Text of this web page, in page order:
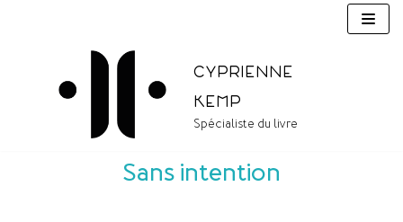
Cyprienne
Kemp
Spécialiste du livre
Sans intention